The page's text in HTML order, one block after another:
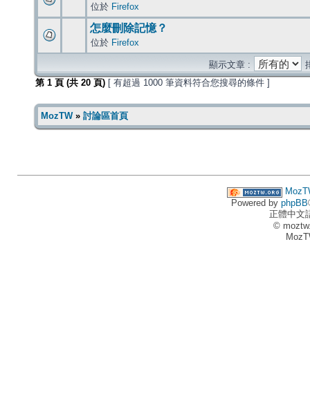
位於 Firefox
怎麼刪除記憶？
位於 Firefox
顯示文章 :
第 1 頁 (共 20 頁) [ 有超過 1000 筆資料符合您搜尋的條件 ]
MozTW» 討論區首頁
Powered by phpBB
正體中文
©